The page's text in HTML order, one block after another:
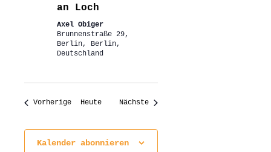
an Loch
Axel Obiger
Brunnenstraße 29,
Berlin, Berlin,
Deutschland
VorherigeVeranstaltungen
Heute NächsteVeranstaltungen
Kalender abonnieren